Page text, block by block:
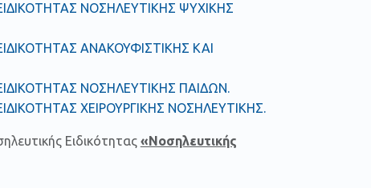
ΝΟΣΗΛΕΥΤΙΚΗΣ ΨΥΧΙΚΗΣ
ΑΝΑΚΟΥΦΙΣΤΙΚΗΣ ΚΑΙ
ΝΟΣΗΛΕΥΤΙΚΗΣ ΠΑΙΔΩΝ.
ΧΕΙΡΟΥΡΓΙΚΗΣ ΝΟΣΗΛΕΥΤΙΚΗΣ.
Ειδικότητας «Νοσηλευτικής